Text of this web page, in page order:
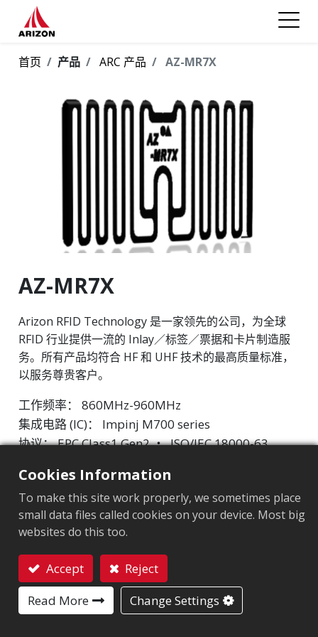
首页 产品 ARC 产品 AZ-MR7X
AZ-MR7X
Arizon RFID Technology 是一家领先的公司，为全球
RFID 行业提供一流的 Inlay／标签／票据和卡片制造服
务。所有产品均符合 HF 和 UHF 技术的最高质量标准，
以服务尊贵客户。
工作频率： 860MHz-960MHz
集成电路 (IC)： Impinj M700 series
协议： EPC Class1 Gen2 ‧ ISO/IEC 18000-63
ARC认证
芯片:Impinj M700 Series
天线尺寸（mm）: 42X16
EPC內存 :128 bits/96 bits
用户內存:0/32 bits
Cookies Information
To make this site work properly, we sometimes place
small data files called cookies on your device. Most big
websites do this too.
Accept
Reject
Read More
Change Settings